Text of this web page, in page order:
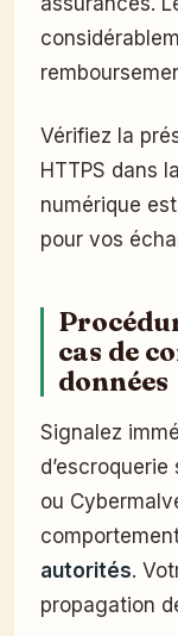
Vérifiez la
HTTPS dans
numérique
pour vos
cas de
données
Signalez
ou
autorités.
propagation